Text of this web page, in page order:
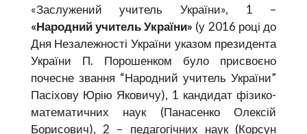
«Заслужений учитель України», 1 –
«Народний учитель України» (у 2016 році до
Дня Незалежності України указом президента
України П. Порошенком було присвоєно
почесне звання “Народний учитель України”
Пасіхову Юрію Яковичу), 1 кандидат фізико-
математичних наук (Панасенко Олексій
Борисович), 2 – педагогічних наук (Корсун